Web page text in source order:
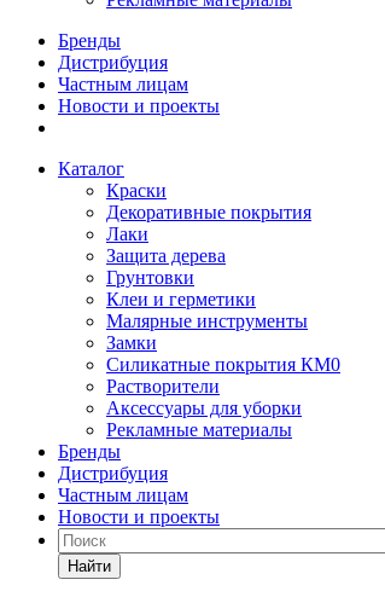
Бренды
Дистрибуция
Частным лицам
Новости и проекты
Каталог
Краски
Декоративные покрытия
Лаки
Защита дерева
Грунтовки
Клеи и герметики
Малярные инструменты
Замки
Силикатные покрытия КМ0
Растворители
Аксессуары для уборки
Рекламные материалы
Бренды
Дистрибуция
Частным лицам
Новости и проекты
Найти